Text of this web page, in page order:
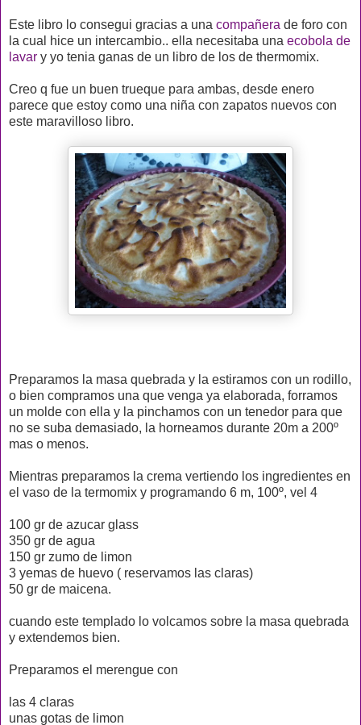
Este libro lo consegui gracias a una compañera de foro con
la cual hice un intercambio.. ella necesitaba una ecobola de
lavar y yo tenia ganas de un libro de los de thermomix.
Creo q fue un buen trueque para ambas, desde enero
parece que estoy como una niña con zapatos nuevos con
este maravilloso libro.
Preparamos la masa quebrada y la estiramos con un rodillo,
o bien compramos una que venga ya elaborada, forramos
un molde con ella y la pinchamos con un tenedor para que
no se suba demasiado, la horneamos durante 20m a 200º
mas o menos.
Mientras preparamos la crema vertiendo los ingredientes en
el vaso de la termomix y programando 6 m, 100º, vel 4
100 gr de azucar glass
350 gr de agua
150 gr zumo de limon
3 yemas de huevo ( reservamos las claras)
50 gr de maicena.
cuando este templado lo volcamos sobre la masa quebrada
y extendemos bien.
Preparamos el merengue con
las 4 claras
unas gotas de limon